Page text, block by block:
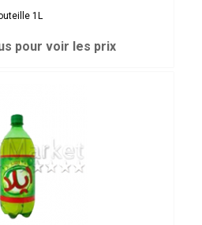
1L
pour voir les prix